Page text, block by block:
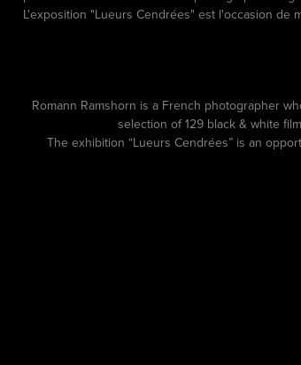
L'exposition "Lueurs Cendrées" est l'occasion
Romann Ramshorn is a French photographer
selection of 129 black & white
The exhibition “Lueurs Cendrées” is an